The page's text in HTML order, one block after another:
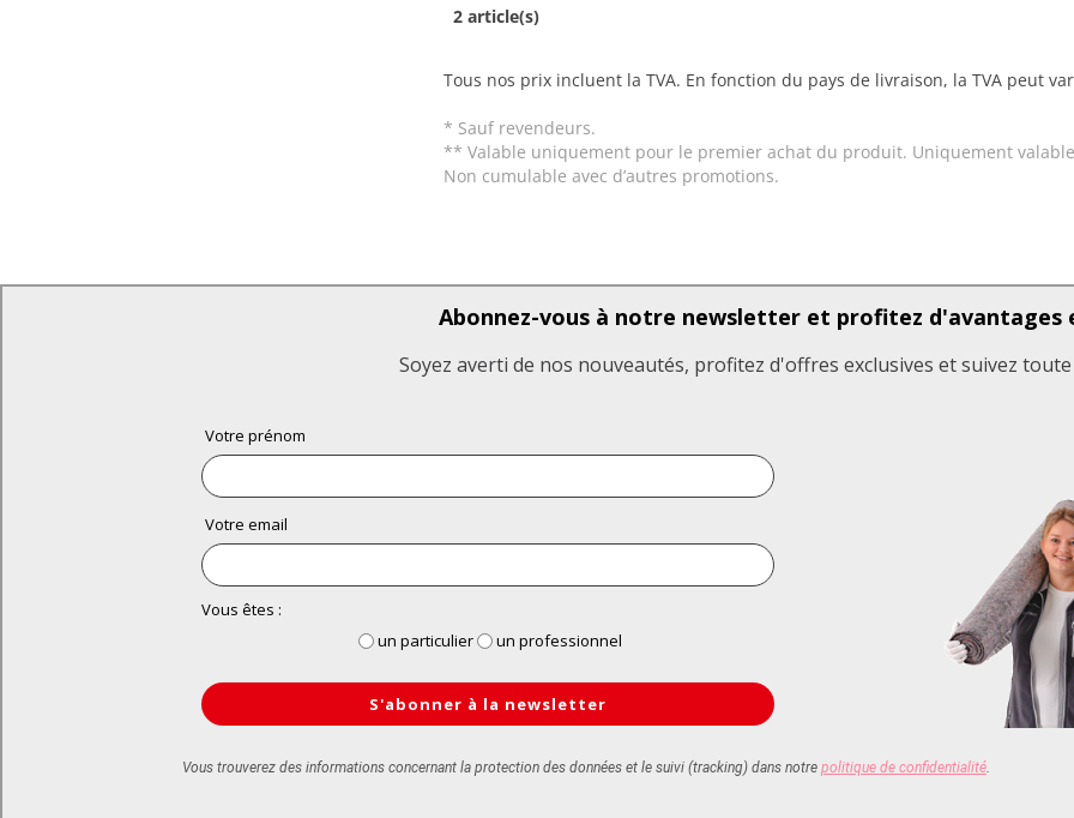
2 article(s)
Tous nos prix incluent la TVA. En fonction du pays de livraison, la TVA peut
* Sauf revendeurs.
** Valable uniquement pour le premier achat du produit. Uniquement
Non cumulable avec d’autres promotions.